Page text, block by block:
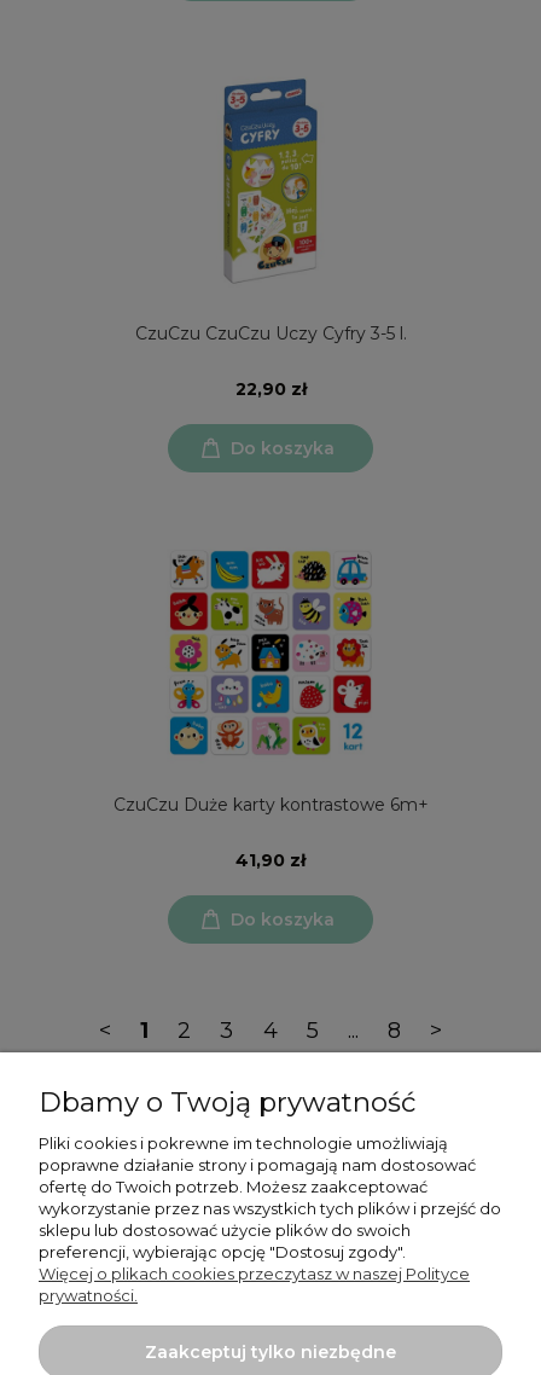
CzuCzu CzuCzu Uczy Cyfry 3-5 l.
22,90 zł
Do koszyka
CzuCzu Duże karty kontrastowe 6m+
41,90 zł
Do koszyka
< 1 2 3 4 5 ... 8 >
Moje konto
Płatności i dostawa
Informacje
O nas
Dbamy o Twoją prywatność
Pliki cookies i pokrewne im technologie umożliwiają
poprawne działanie strony i pomagają nam dostosować
ofertę do Twoich potrzeb. Możesz zaakceptować
wykorzystanie przez nas wszystkich tych plików i przejść do
sklepu lub dostosować użycie plików do swoich
preferencji, wybierając opcję "Dostosuj zgody".
Więcej o plikach cookies przeczytasz w naszej Polityce
prywatności.
Zaakceptuj tylko niezbędne